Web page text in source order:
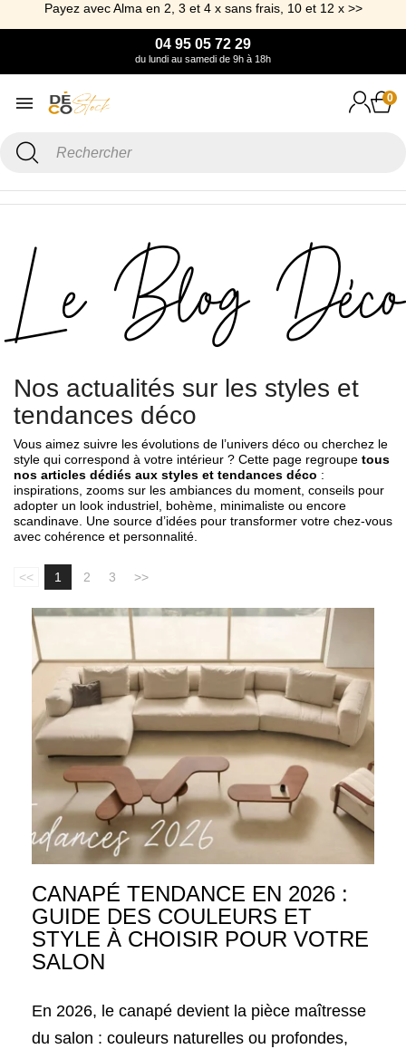
Payez avec Alma en 2, 3 et 4 x sans frais, 10 et 12 x >>
04 95 05 72 29
du lundi au samedi de 9h à 18h
0
Le Blog Déco
Nos actualités sur les styles et
tendances déco
Vous aimez suivre les évolutions de l’univers déco ou cherchez le
style qui correspond à votre intérieur ? Cette page regroupe tous
nos articles dédiés aux styles et tendances déco :
inspirations, zooms sur les ambiances du moment, conseils pour
adopter un look industriel, bohème, minimaliste ou encore
scandinave. Une source d’idées pour transformer votre chez-vous
avec cohérence et personnalité.
<< 1 2 3 >>
CANAPÉ TENDANCE EN 2026 :
GUIDE DES COULEURS ET
STYLE À CHOISIR POUR VOTRE
SALON
En 2026, le canapé devient la pièce maîtresse
du salon : couleurs naturelles ou profondes,